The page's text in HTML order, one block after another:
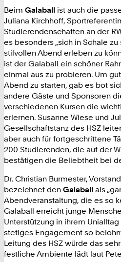
Beim Galaball ist auch die
Juliana Kirchhoff,
Studierendenschaften an der
es besonders „sich in Schale
stilvollen Abend erleben zu
ist der Galaball ein schöner
einmal aus zu probieren. Um
Abend zu starten, gab es bot
andere Gäste und Sponsoren
verschiedenen Kursen die
erlernen. Susanne Wiese und
Gesellschaftstanz des HSZ
aber auch für fortgeschrittene
200 Studierenden, die auf der
bestätigen die Beliebtheit bei
Dr. Christian Burmester,
bezeichnet den Galaball als
Abendveranstaltung, die es so
Galaball erreicht junge
Unterstützung in ihrem
stetiges Engagement so
Leitung des HSZ würde das
festliche Ambiente lädt laut